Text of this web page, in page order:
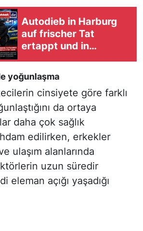
Autodieb in Harburg
auf frischer Tat
ertappt und in
yoğunlaşma
cinsiyete göre farklı
da ortaya
daha çok sağlık
edilirken, erkekler
ulaşım alanlarında
uzun süredir
eleman açığı yaşadığı